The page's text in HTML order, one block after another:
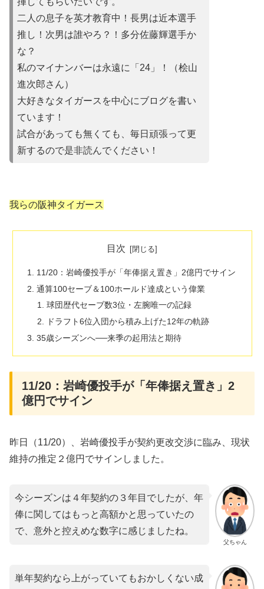
二人の息子を英才教育中！長男は近本選手
推し！次男は誰やろ？！多分佐藤輝選手か
な？
私のマイナンバーは永遠に「24」！（桧山
進次郎さん）
大好きなタイガースを中心にブログを書い
ています！
試合があって も無くても、毎日頑張って更
新するので是非読んでください！
我らの阪神タイガース
目次
11/20：岩崎優投手が「年俸据え置き」2億円でサイン
通算100セーブ＆100ホールド達成という偉業
球団歴代セーブ数3位・左腕唯一の記録
ドラフト6位入団から積み上げた12年の軌跡
35歳シーズンへ──来季の起用法と期待
11/20：岩崎優投手が「年俸据え置き」2
億円でサイン
昨日（11/20）、岩崎優投手が契約更改交渉に臨み、現状
維持の推定２億円でサインしました。
父ちゃん
今シーズンは４年契約の３年目でしたが、年
俸に関してはもっと高額かと思っていたの
で、意外と控えめな数字に感じましたね。
単年契約なら上がっていてもおかしくない成